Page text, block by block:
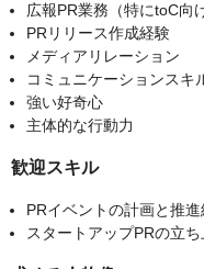
広報PR業務（特にtoC向
PRリリース作成経験
メディアリレーション
コミュニケーションスキ
強い好奇心
主体的な行動力
歓迎スキル
PRイベントの計画と推
スタートアップPRの立